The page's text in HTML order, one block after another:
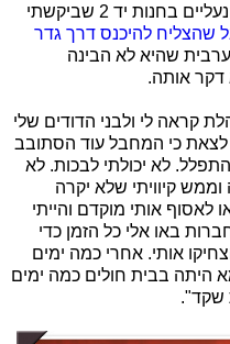
שנתיים, היא יצאה לקנות לי נעליים בחנות יד 2 שביקשתי
שהצליח להיכנס דרך גדר
שהיא לא הבינה
דקר אותה.
קראה לי ולבני הדודים שלי
לצאת כי המחבל עוד הסתובב
לא יכולתי לבכות. לא
קיוויתי שלא יקרה
אותי מוקדם והייתי
באו אלי כל הזמן כדי
אותי. אחרי כמה ימים
היתה בבית חולים כמה ימים
שקד".